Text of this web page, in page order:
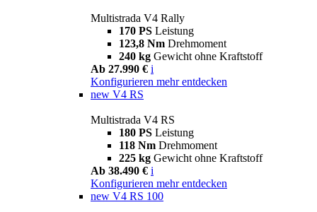
Multistrada V4 Rally
170 PS Leistung
123,8 Nm Drehmoment
240 kg Gewicht ohne Kraftstoff
Ab 27.990 € i
Konfigurieren mehr entdecken
new V4 RS
Multistrada V4 RS
180 PS Leistung
118 Nm Drehmoment
225 kg Gewicht ohne Kraftstoff
Ab 38.490 € i
Konfigurieren mehr entdecken
new V4 RS 100